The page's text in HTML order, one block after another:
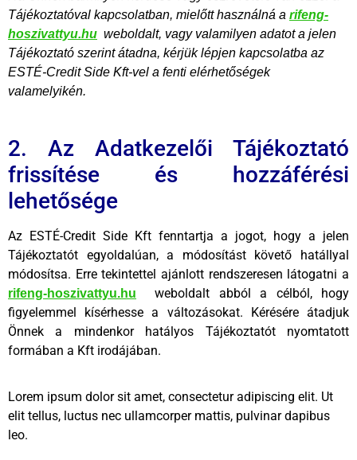
Tájékoztatóval kapcsolatban, mielőtt használná a rifeng-
hoszivattyu.hu weboldalt, vagy valamilyen adatot a jelen
Tájékoztató szerint átadna, kérjük lépjen kapcsolatba az
ESTÉ-Credit Side Kft-vel a fenti elérhetőségek
valamelyikén.
2. Az Adatkezelői Tájékoztató
frissítése és hozzáférési
lehetősége
Az ESTÉ-Credit Side Kft fenntartja a jogot, hogy a jelen
Tájékoztatót egyoldalúan, a módosítást követő hatállyal
módosítsa. Erre tekintettel ajánlott rendszeresen látogatni a
rifeng-hoszivattyu.hu
weboldalt abból a célból, hogy
figyelemmel kísérhesse a változásokat. Kérésére átadjuk
Önnek a mindenkor hatályos Tájékoztatót nyomtatott
formában a Kft irodájában.
Lorem ipsum dolor sit amet, consectetur adipiscing elit. Ut
elit tellus, luctus nec ullamcorper mattis, pulvinar dapibus
leo.